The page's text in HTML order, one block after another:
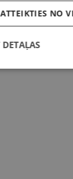
ATTEIKTIES NO